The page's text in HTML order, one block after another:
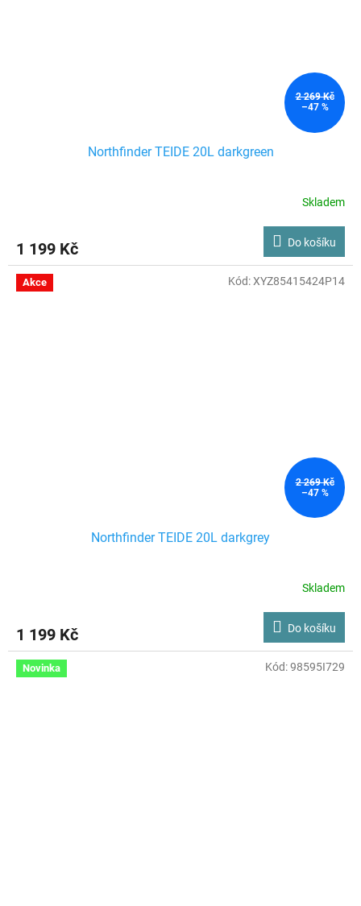
2 269 Kč
–47 %
Northfinder TEIDE 20L darkgreen
Skladem
1 199 Kč Do košíku
Akce
2 269 Kč
–47 %
Northfinder TEIDE 20L darkgrey
Skladem
1 199 Kč Do košíku
Kód:XYZ85415424P14
Novinka Kód:98595I729